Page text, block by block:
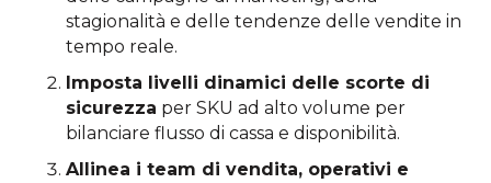
stagionalità e delle tendenze delle vendite in
tempo reale.
Imposta livelli dinamici delle scorte di
sicurezza per SKU ad alto volume per
bilanciare flusso di cassa e disponibilità.
Allinea i team di vendita, operativi e